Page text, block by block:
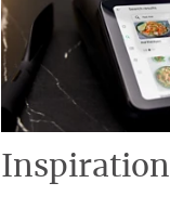
Inspiration